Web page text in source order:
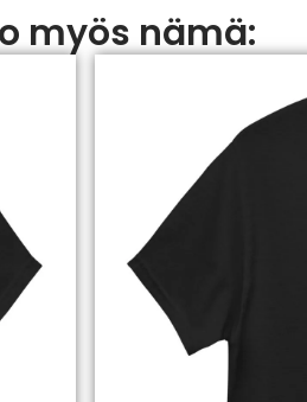
myös nämä: